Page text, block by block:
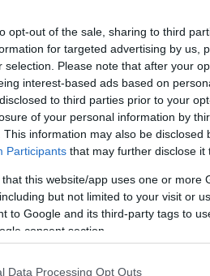
opt-out of the sale, sharing to third
for targeted advertising by us,
selection. Please note that after your
interest-based ads based on
to third parties prior to your
of your personal information by
This information may also be disclosed
Participants that may further disclose it
that this website/app uses one or more
but not limited to your visit or
to Google and its third-party tags to
consent section.
Data Processing Opt Outs
ουδετερότητας στον
χρήση του εναέριου χώρου
οδήγησε στην άρση των